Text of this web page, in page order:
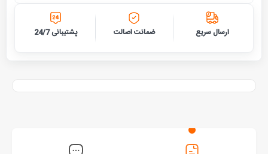
ارسال سریع ضمانت اصالت پشتیبانی 24/7